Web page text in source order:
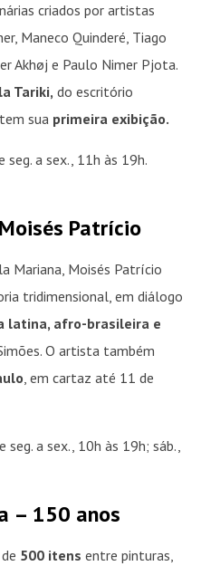
criados por artistas
Maneco Quinderé, Tiago
Akhøj e Paulo Nimer Pjota.
Tariki, do escritório
sua primeira exibição.
seg. a sex., 11h às 19h.
Patrício
Mariana, Moisés Patrício
tridimensional, em diálogo
latina, afro-brasileira e
O artista também
, em cartaz até 11 de
seg. a sex., 10h às 19h; sáb.,
– 150 anos
500 itens entre pinturas,